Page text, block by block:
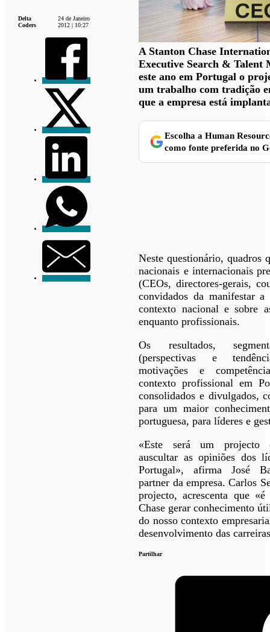
Delta
Coders
24 de Janeiro
2012 | 10:27
A Stanton Chase
Executive Search & Talent
este ano em Portugal o
um trabalho com tradição
que a empresa está
Escolha a Human
como fonte preferida no
Neste questionário, quadros
nacionais e internacionais
(CEOs, directores-gerais,
convidados da manifestar
contexto nacional e sobre
enquanto profissionais.
Os resultados,
(perspectivas e
motivações e
contexto profissional em
consolidados e divulgados,
para um maior
portuguesa, para líderes e
«Este será um projecto
auscultar as opiniões dos
Portugal», afirma José
partner da empresa. Carlos
projecto, acrescenta que
Chase gerar conhecimento
do nosso contexto
desenvolvimento das
Partilhar